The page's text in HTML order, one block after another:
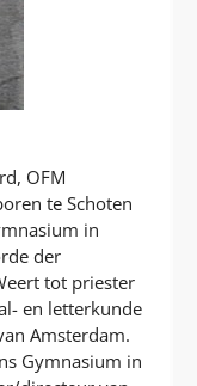
OFM
te Schoten
in
der
tot priester
en letterkunde
Amsterdam.
Gymnasium in